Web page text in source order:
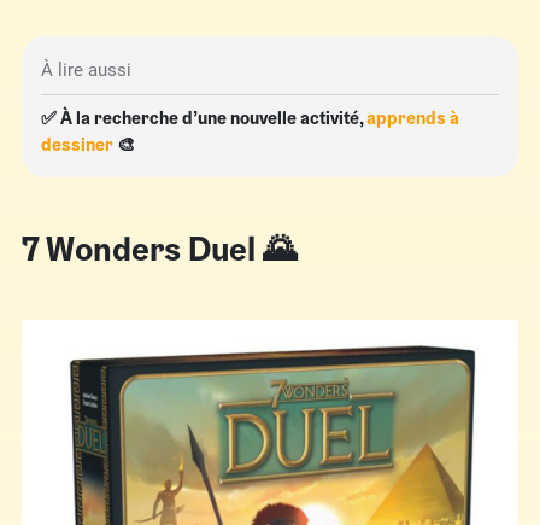
À lire aussi
✅ À la recherche d’une nouvelle activité,apprends à
dessiner 🎨
7 Wonders Duel 🌄